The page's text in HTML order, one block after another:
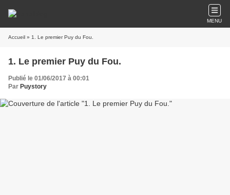
MENU
Accueil » 1. Le premier Puy du Fou.
1. Le premier Puy du Fou.
Publié le 01/06/2017 à 00:01
Par Puystory